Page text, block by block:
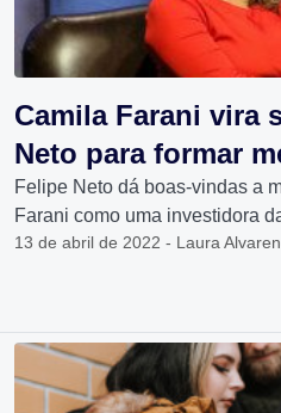
Camila Farani vira
Neto para formar
Felipe Neto dá boas-vindas a
Farani como uma investidora
13 de abril de 2022 - Laura